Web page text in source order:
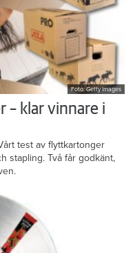
Foto: Getty Images
– klar vinnare i
test av flyttkartonger
stapling. Två får godkänt,